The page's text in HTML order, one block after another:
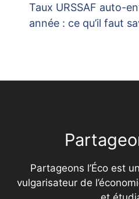
Taux URSSAF auto-
année : ce qu’il faut
Partageons l’Éco est
vulgarisateur de